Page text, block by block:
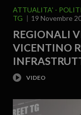
ATTUALITA'
TG
19 Novembre
REGIONALI
VICENTINO